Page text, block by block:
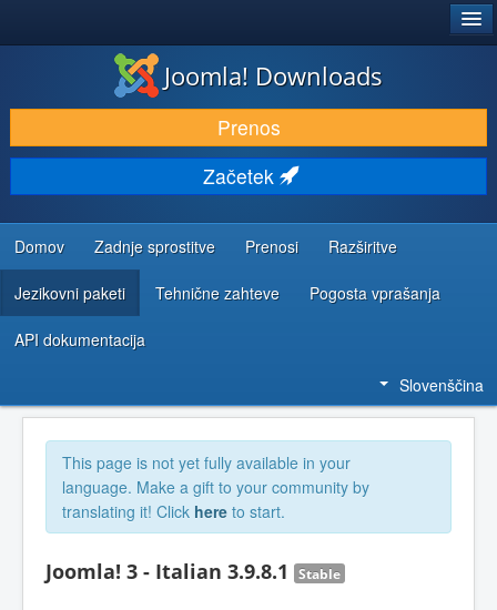
PRENESI IN RAZŠIRI
ODKRIJTE & IZVEJTE
SKUPNOST IN PODPORA
VIRI ZA RAZVIJALCE
Joomla! Downloads
Prenos
Začetek
Domov Zadnje sprostitve Prenosi Razširitve
Jezikovni paketi Tehnične zahteve Pogosta vprašanja
API dokumentacija
Slovenščina
This page is not yet fully available in your
language. Make a gift to your community by
translating it! Click here to start.
Joomla! 3 - Italian 3.9.8.1 Stable